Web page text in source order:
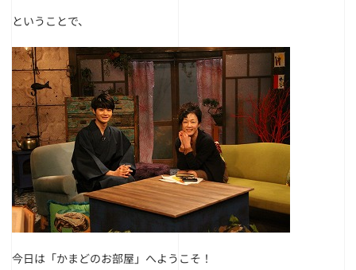
ということで、
今日は「かまどのお部屋」へようこそ！